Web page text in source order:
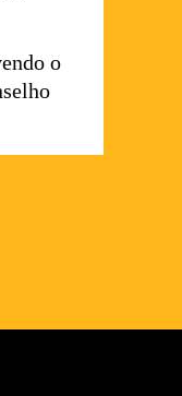
o